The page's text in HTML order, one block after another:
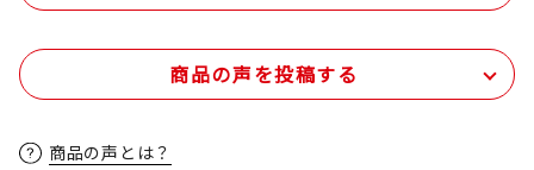
商品の声を投稿する
商品の声とは？